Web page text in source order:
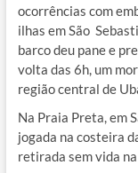
ocorrências com
ilhas em São
barco deu pane e
volta das 6h, um
região central de
Na Praia Preta, em
jogada na costeira
retirada sem vida